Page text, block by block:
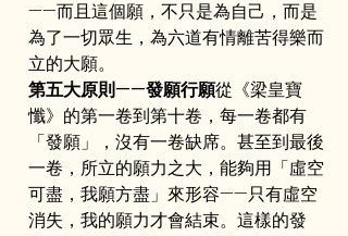
——而且這個願，不只是為自己，而是
為了一切眾生，為六道有情離苦得樂而
立的大願。
第五大原則——發願行願從《梁皇寶
懺》的第一卷到第十卷，每一卷都有
「發願」，沒有一卷缺席。甚至到最後
一卷，所立的願力之大，能夠用「虛空
可盡，我願方盡」來形容——只有虛空
消失，我的願力才會結束。這樣的發